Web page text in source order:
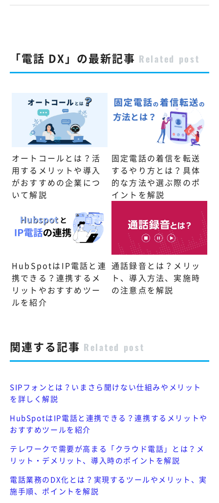
「電話 DX」の最新記事 Related post
オートコールとは？活
用するメリットや導入
がおすすめの企業につ
いて解説
固定電話の着信を転送
するやり方とは？具体
的な方法や選ぶ際のポ
イントを解説
HubSpotはIP電話と連
携できる？連携するメ
リットやおすすめツー
ルを紹介
通話録音とは？メリッ
ト、導入方法、実施時
の注意点を解説
関連する記事 Related post
SIPフォンとは？いまさら聞けない仕組みやメリット
を詳しく解説
HubSpotはIP電話と連携できる？連携するメリットや
おすすめツールを紹介
テレワークで需要が高まる「クラウド電話」とは？メ
リット・デメリット、導入時のポイントを解説
電話業務のDX化とは？実現するツールやメリット、実
施手順、ポイントを解説